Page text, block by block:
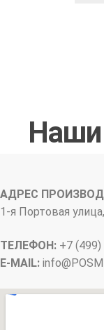
Наши
АДРЕС
1-я Портовая
ТЕЛЕФОН: +7 (499)
E-MAIL: info@